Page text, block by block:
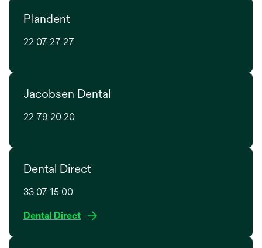
Plandent
22 07 27 27
Jacobsen Dental
22 79 20 20
Dental Direct
33 07 15 00
Dental Directo